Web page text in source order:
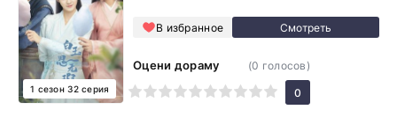
В избранное
1 сезон 32 серия
Оцени дораму
1
2 3 4 5 6 7 8 9 10
(0 голосов)
0